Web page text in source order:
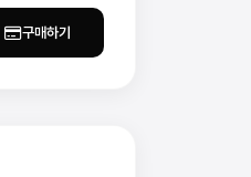
구매하기